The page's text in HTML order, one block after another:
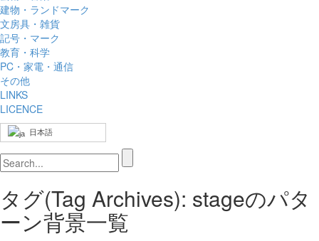
建物・ランドマーク
文房具・雑貨
記号・マーク
教育・科学
PC・家電・通信
その他
LINKS
LICENCE
日本語
タグ(Tag Archives): stageのパタ
ーン背景一覧